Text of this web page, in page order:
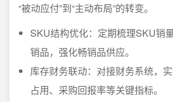
“被动应付”到“主动布局”的转变。
SKU结构优化：定期梳理SKU销
销品，强化畅销品供应。
库存财务联动：对接财务系统，
占用、采购回报率等关键指标。